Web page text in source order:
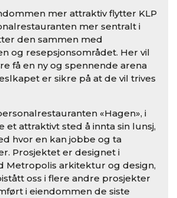
mer attraktiv flytter KLP
mer sentralt i
den sammen med
og resepsjonsområdet. Her vil
få en ny og spennende arena
er sikre på at de vil trives
«Hagen», i
attraktivt sted å innta sin lunsj,
hvor en kan jobbe og ta
Prosjektet er designet i
Metropolis arkitektur og design,
oss i flere andre prosjekter
i eiendommen de siste